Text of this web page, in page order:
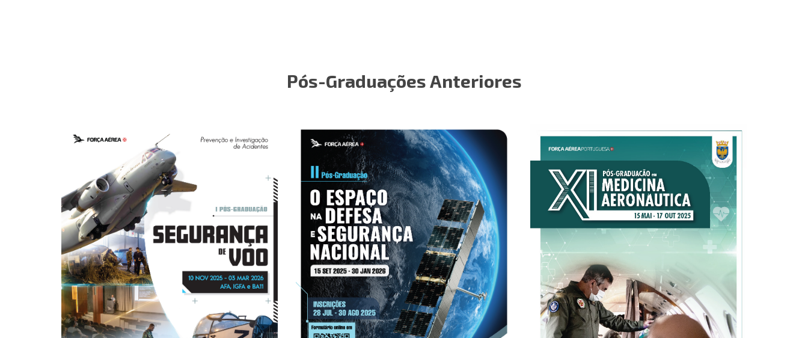
Pós-Graduações Anteriores